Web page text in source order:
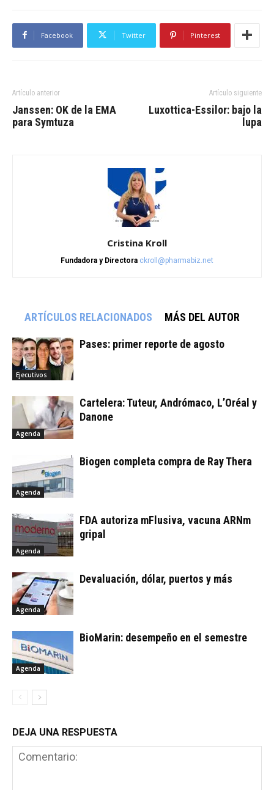
Facebook Twitter Pinterest
Artículo anterior
Janssen: OK de la EMA
para Symtuza
Artículo siguiente
Luxottica-Essilor: bajo la
lupa
Cristina Kroll
Fundadora y Directora ckroll@pharmabiz.net
ARTÍCULOS RELACIONADOS MÁS DEL AUTOR
Ejecutivos
Pases: primer reporte de agosto
Agenda
Cartelera: Tuteur, Andrómaco, L’Oréal y
Danone
Agenda
Biogen completa compra de Ray Thera
Agenda
FDA autoriza mFlusiva, vacuna ARNm
gripal
Agenda
Devaluación, dólar, puertos y más
Agenda
BioMarin: desempeño en el semestre
DEJA UNA RESPUESTA